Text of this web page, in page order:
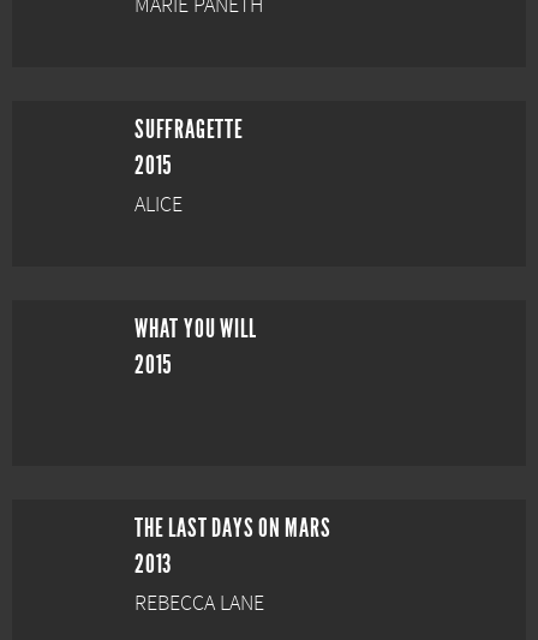
MARIE PANETH
SUFFRAGETTE
2015
ALICE
WHAT YOU WILL
2015
THE LAST DAYS ON MARS
2013
REBECCA LANE